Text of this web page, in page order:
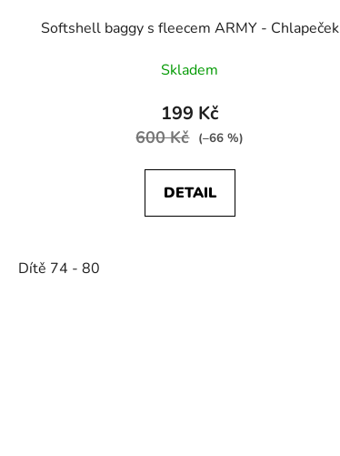
Softshell baggy s fleecem ARMY - Chlapeček
Skladem
199 Kč
600 Kč (–66 %)
DETAIL
Dítě 74 - 80